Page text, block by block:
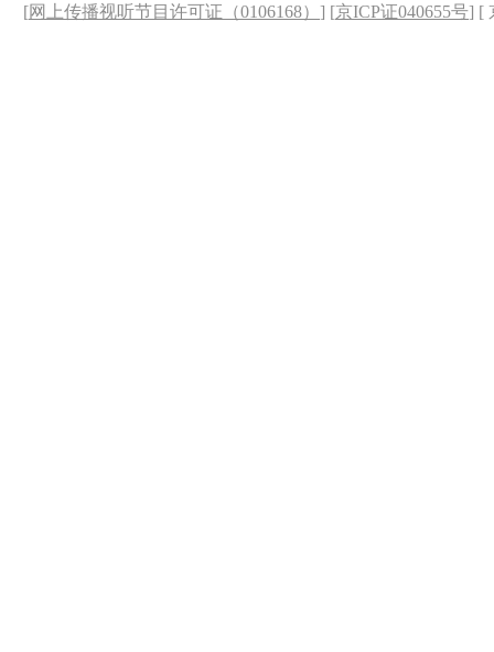
[网上传播视听节目许可证（0106168） ] [京ICP证040655号] [